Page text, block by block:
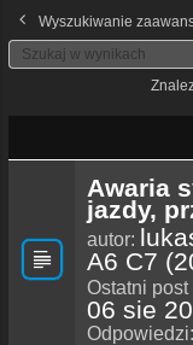
Wyszukiwanie
Awaria
jazdy,
autor:
A6 C7
Ostatni post
06 sie
Odpowiedzi: